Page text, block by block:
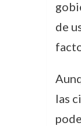
de
las